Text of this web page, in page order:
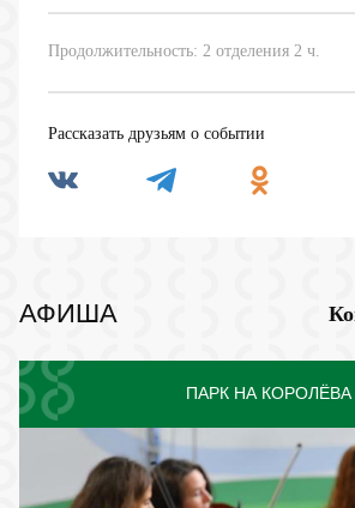
Продолжительность: 2 отделения 2 ч.
Рассказать друзьям о событии
АФИША
ПАРК НА КОРОЛЁВА